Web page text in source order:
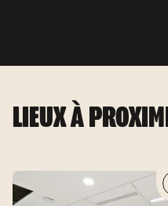
LIEUX À